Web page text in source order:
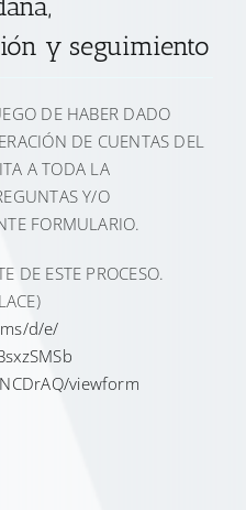
y seguimiento
DE HABER DADO
DE CUENTAS DEL
A TODA LA
Y/O
FORMULARIO.
DE ESTE PROCESO.
d/e/
viewform